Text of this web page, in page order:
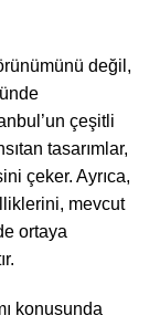
değil,
çeşitli
tasarımlar,
çeker. Ayrıca,
mevcut
ortaya
konusunda